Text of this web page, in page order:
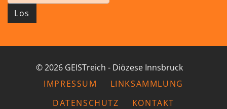
Los
© 2026 GEISTreich - Diözese Innsbruck
IMPRESSUM
LINKSAMMLUNG
DATENSCHUTZ
KONTAKT